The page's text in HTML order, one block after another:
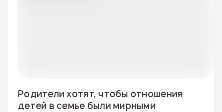
Родители хотят, чтобы отношения
детей в семье были мирными